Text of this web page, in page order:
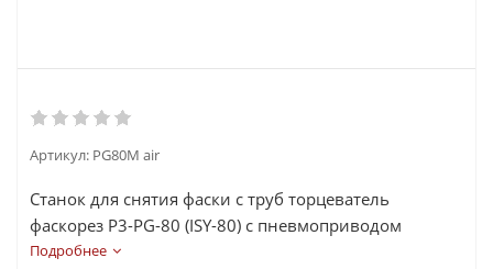
Артикул: PG80M air
Станок для снятия фаски с труб торцеватель
фаскорез P3-PG-80 (ISY-80) с пневмоприводом
Подробнее